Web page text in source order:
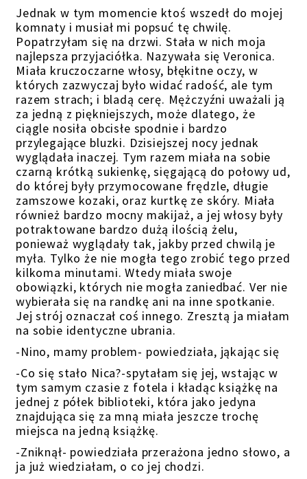
Jednak w tym momencie ktoś wszedł do mojej
komnaty i musiał mi popsuć tę chwilę.
Popatrzyłam się na drzwi. Stała w nich moja
najlepsza przyjaciółka. Nazywała się Veronica.
Miała kruczoczarne włosy, błękitne oczy, w
których zazwyczaj było widać radość, ale tym
razem strach; i bladą cerę. Mężczyźni uważali ją
za jedną z piękniejszych, może dlatego, że
ciągle nosiła obcisłe spodnie i bardzo
przylegające bluzki. Dzisiejszej nocy jednak
wyglądała inaczej. Tym razem miała na sobie
czarną krótką sukienkę, sięgającą do połowy ud,
do której były przymocowane frędzle, długie
zamszowe kozaki, oraz kurtkę ze skóry. Miała
również bardzo mocny makijaż, a jej włosy były
potraktowane bardzo dużą ilością żelu,
ponieważ wyglądały tak, jakby przed chwilą je
myła. Tylko że nie mogła tego zrobić tego przed
kilkoma minutami. Wtedy miała swoje
obowiązki, których nie mogła zaniedbać. Ver nie
wybierała się na randkę ani na inne spotkanie.
Jej strój oznaczał coś innego. Zresztą ja miałam
na sobie identyczne ubrania.
-Nino, mamy problem- powiedziała, jąkając się
-Co się stało Nica?-spytałam się jej, wstając w
tym samym czasie z fotela i kładąc książkę na
jednej z półek biblioteki, która jako jedyna
znajdująca się za mną miała jeszcze trochę
miejsca na jedną książkę.
-Zniknął- powiedziała przerażona jedno słowo, a
ja już wiedziałam, o co jej chodzi.